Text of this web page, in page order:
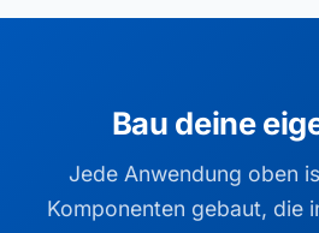
Bau deine
Jede Anwendung oben
Komponenten gebaut, die